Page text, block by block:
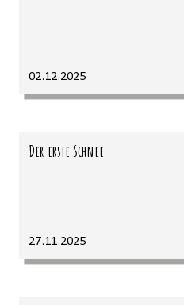
02.12.2025
Der erste Schnee
27.11.2025